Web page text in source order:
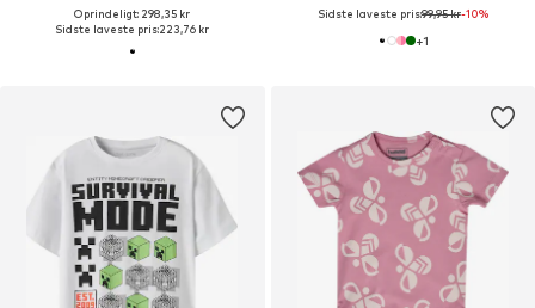
Oprindeligt: 298,35 kr
Sidste laveste pris:223,76 kr
Sidste laveste pris:99,95 kr-10%
+1